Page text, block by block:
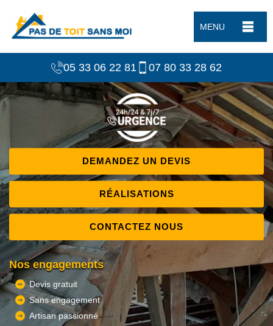
MENU
05 33 06 22 81 07 80 33 28 62
DEMANDEZ UN DEVIS
RÉALISATIONS
CONTACTEZ NOUS
Nos engagements
Devis gratuit
Sans engagement
Artisan passionné